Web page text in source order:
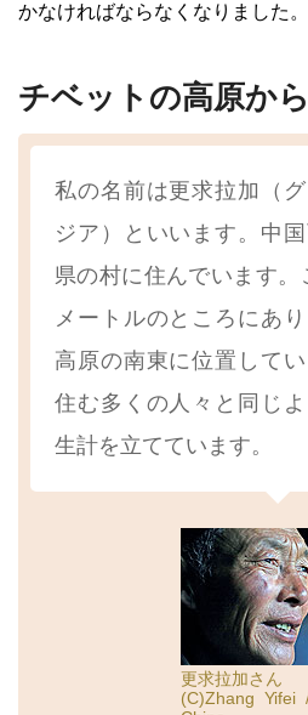
かなければならなくなりました。
チベットの高原か
私の名前は更求拉加（
ジア）といいます。中
県の村に住んでいます
メートルのところにあ
高原の南東に位置して
住む多くの人々と同じ
生計を立てています。
更求拉加さん
(C)Zhang Yifei